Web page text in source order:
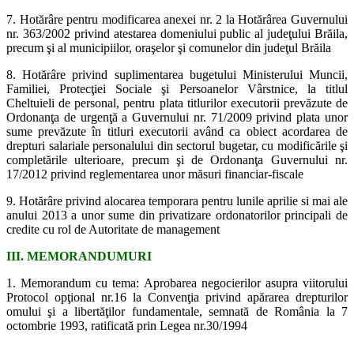
7. Hotărâre pentru modificarea anexei nr. 2 la Hotărârea Guvernului
nr. 363/2002 privind atestarea domeniului public al judeţului Brăila,
precum şi al municipiilor, oraşelor şi comunelor din judeţul Brăila
8. Hotărâre privind suplimentarea bugetului Ministerului Muncii,
Familiei, Protecţiei Sociale şi Persoanelor Vârstnice, la titlul
Cheltuieli de personal, pentru plata titlurilor executorii prevăzute de
Ordonanţa de urgenţă a Guvernului nr. 71/2009 privind plata unor
sume prevăzute în titluri executorii având ca obiect acordarea de
drepturi salariale personalului din sectorul bugetar, cu modificările şi
completările ulterioare, precum şi de Ordonanţa Guvernului nr.
17/2012 privind reglementarea unor măsuri financiar-fiscale
9. Hotărâre privind alocarea temporara pentru lunile aprilie si mai ale
anului 2013 a unor sume din privatizare ordonatorilor principali de
credite cu rol de Autoritate de management
III. MEMORANDUMURI
1. Memorandum cu tema: Aprobarea negocierilor asupra viitorului
Protocol opţional nr.16 la Convenţia privind apărarea drepturilor
omului şi a libertăţilor fundamentale, semnată de România la 7
octombrie 1993, ratificată prin Legea nr.30/1994